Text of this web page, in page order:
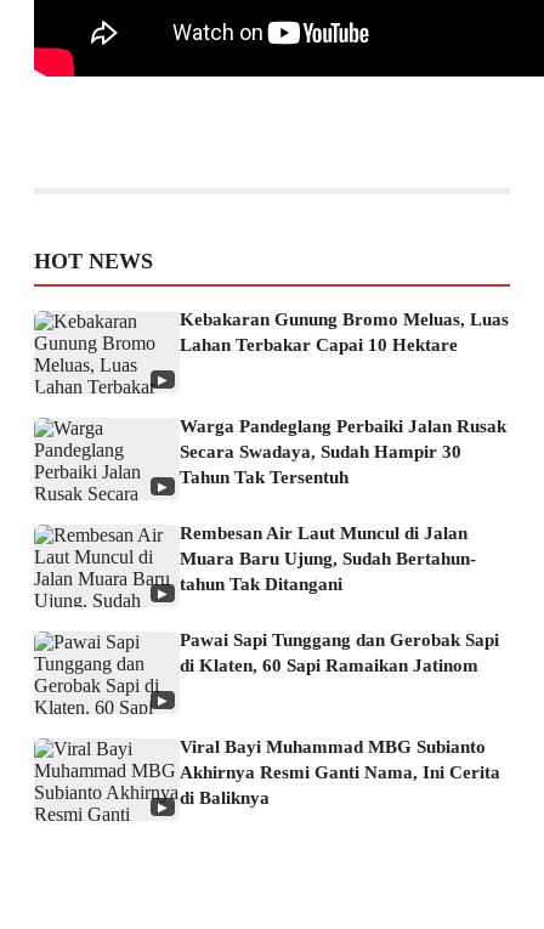
HOT NEWS
▶
Kebakaran Gunung Bromo Meluas, Luas
Lahan Terbakar Capai 10 Hektare
▶
Warga Pandeglang Perbaiki Jalan Rusak
Secara Swadaya, Sudah Hampir 30
Tahun Tak Tersentuh
▶
Rembesan Air Laut Muncul di Jalan
Muara Baru Ujung, Sudah Bertahun-
tahun Tak Ditangani
▶
Pawai Sapi Tunggang dan Gerobak Sapi
di Klaten, 60 Sapi Ramaikan Jatinom
▶
Viral Bayi Muhammad MBG Subianto
Akhirnya Resmi Ganti Nama, Ini Cerita
di Baliknya